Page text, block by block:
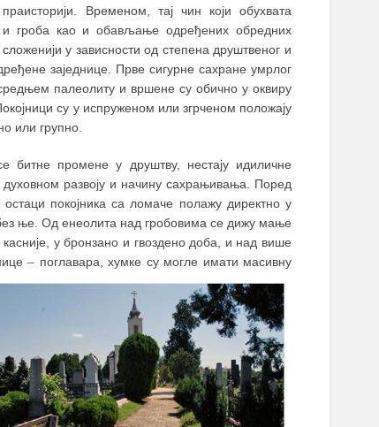
Временом, тај чин који обухвата
гроба као и обављање одређених обредних
у зависности од степена друштвеног и
заједнице. Прве сигурне сахране умрлог
палеолиту и вршене су обично у оквиру
су у испруженом или згрченом положају
или групно.
битне промене у друштву, нестају идиличне
развоју и начину сахрањивања. Поред
покојника са ломаче полажу директно у
ње. Од енеолита над гробовима се дижу мање
у бронзано и гвоздено доба, и над више
– поглавара, хумке су могле имати масивну